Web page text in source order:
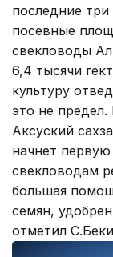
последние
посевные
свекловоды
6,4 тысячи
культуру
это не
Аксуский
начнет
свекловодам
большая
семян,
отметил